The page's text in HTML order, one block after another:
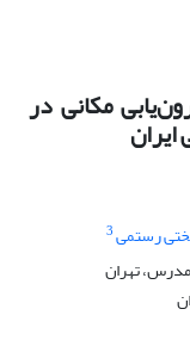
مکانی در
رستمی3
تهران